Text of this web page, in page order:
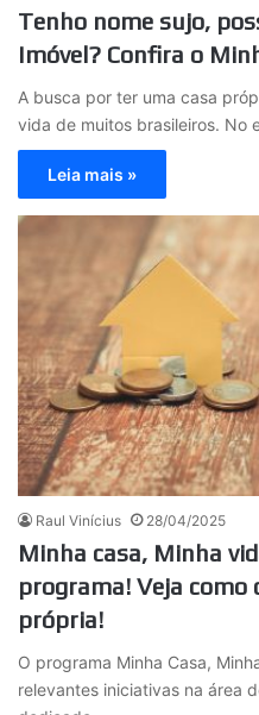
Tenho nome sujo,
Imóvel? Confira o
A busca por ter uma casa
vida de muitos brasileiros. No
Leia mais »
Raul Vinícius 28/04/2025
Minha casa, Minha
programa! Veja como
própria!
O programa Minha Casa,
relevantes iniciativas na área